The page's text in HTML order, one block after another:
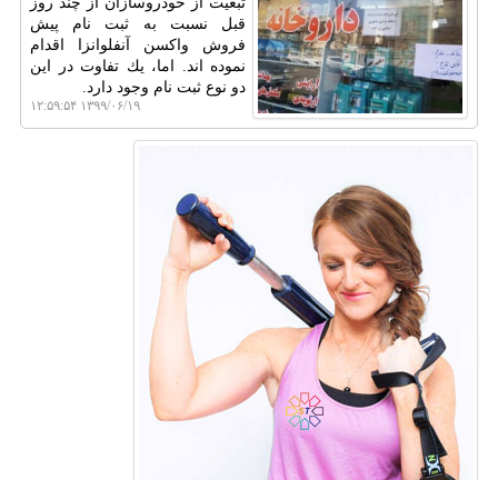
قبل نسبت به ثبت نام پیش
فروش واكسن آنفلوانزا اقدام
نموده اند. اما، یك تفاوت در این
دو نوع ثبت نام وجود دارد.
۱۳۹۹/۰۶/۱۹ ۱۲:۵۹:۵۴